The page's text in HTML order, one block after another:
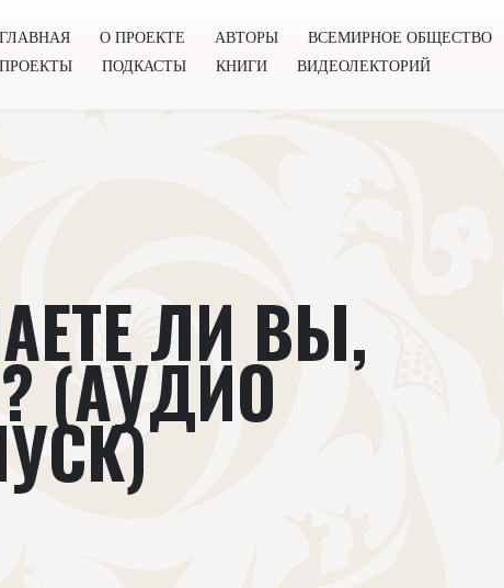
ГЛАВНАЯ О ПРОЕКТЕ АВТОРЫ ВСЕМИРНОЕ ОБЩЕСТВО
ПРОЕКТЫ
ПОДКАСТЫ КНИГИ ВИДЕОЛЕКТОРИЙ
ЛИ ВЫ,
(АУДИО